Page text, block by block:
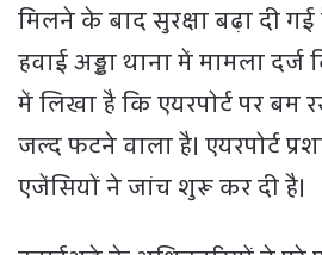
मिलने के बाद सुरक्षा बढ़ा दी
हवाई अड्डा थाना में मामला
में लिखा है कि एयरपोर्ट पर बम
जल्द फटने वाला है। एयरपोर्ट
एजेंसियों ने जांच शुरू कर दी है।